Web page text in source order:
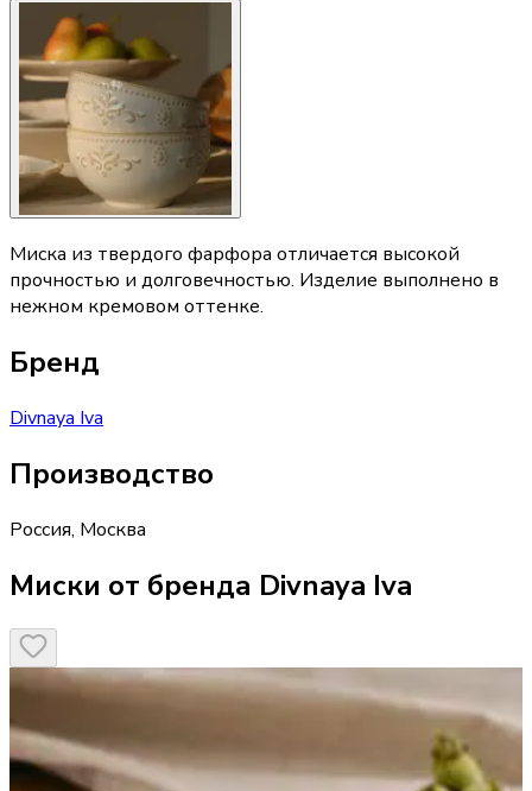
Миска из твердого фарфора отличается высокой
прочностью и долговечностью. Изделие выполнено в
нежном кремовом оттенке.
Бренд
Divnaya Iva
Производство
Россия, Москва
Миски от бренда Divnaya Iva